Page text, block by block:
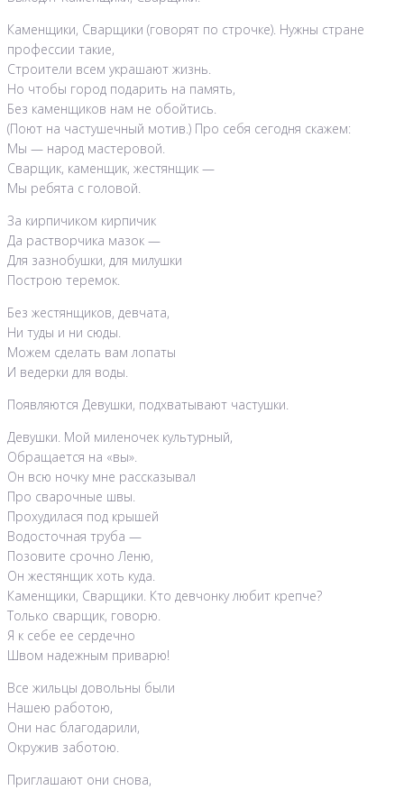
Каменщики, Сварщики (говорят по строчке). Нужны стране
профессии такие,
Строители всем украшают жизнь.
Но чтобы город подарить на память,
Без каменщиков нам не обойтись.
(Поют на частушечный мотив.) Про себя сегодня скажем:
Мы — народ мастеровой.
Сварщик, каменщик, жестянщик —
Мы ребята с головой.
За кирпичиком кирпичик
Да растворчика мазок —
Для зазнобушки, для милушки
Построю теремок.
Без жестянщиков, девчата,
Ни туды и ни сюды.
Можем сделать вам лопаты
И ведерки для воды.
Появляются Девушки, подхватывают частушки.
Девушки. Мой миленочек культурный,
Обращается на «вы».
Он всю ночку мне рассказывал
Про сварочные швы.
Прохудилася под крышей
Водосточная труба —
Позовите срочно Леню,
Он жестянщик хоть куда.
Каменщики, Сварщики. Кто девчонку любит крепче?
Только сварщик, говорю.
Я к себе ее сердечно
Швом надежным приварю!
Все жильцы довольны были
Нашею работою,
Они нас благодарили,
Окружив заботою.
Приглашают они снова,